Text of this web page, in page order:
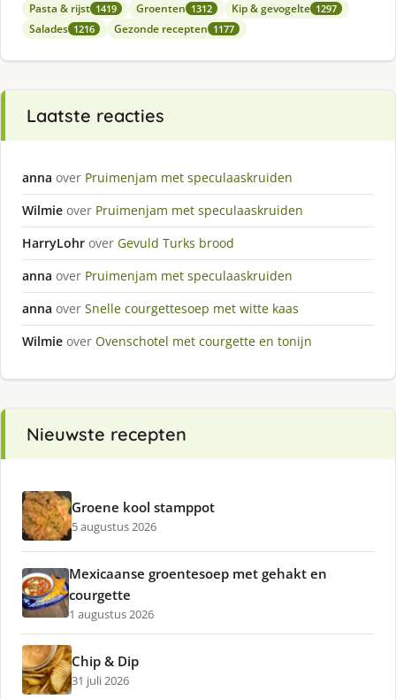
Pasta & rijst 1419 Groenten 1312 Kip & gevogelte 1297
Salades 1216 Gezonde recepten 1177
Laatste reacties
anna over Pruimenjam met speculaaskruiden
Wilmie over Pruimenjam met speculaaskruiden
HarryLohr over Gevuld Turks brood
anna over Pruimenjam met speculaaskruiden
anna over Snelle courgettesoep met witte kaas
Wilmie over Ovenschotel met courgette en tonijn
Nieuwste recepten
Groene kool stamppot
5 augustus 2026
Mexicaanse groentesoep met gehakt en
courgette
1 augustus 2026
Chip & Dip
31 juli 2026